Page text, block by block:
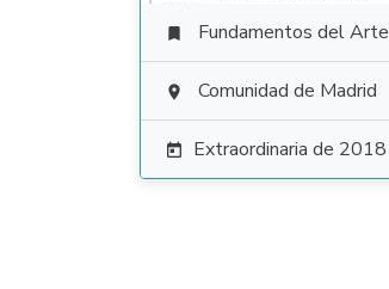
 Fundamentos del Arte
 Comunidad de Madrid
 Extraordinaria de 2018